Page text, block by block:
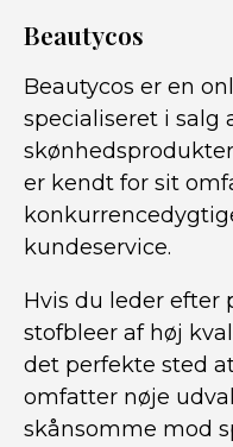
Beautycos
Beautycos er en
specialiseret i salg
er kendt for sit
kundeservice.
Hvis du leder efter
stofbleer af høj
det perfekte sted
omfatter nøje
skånsomme mod